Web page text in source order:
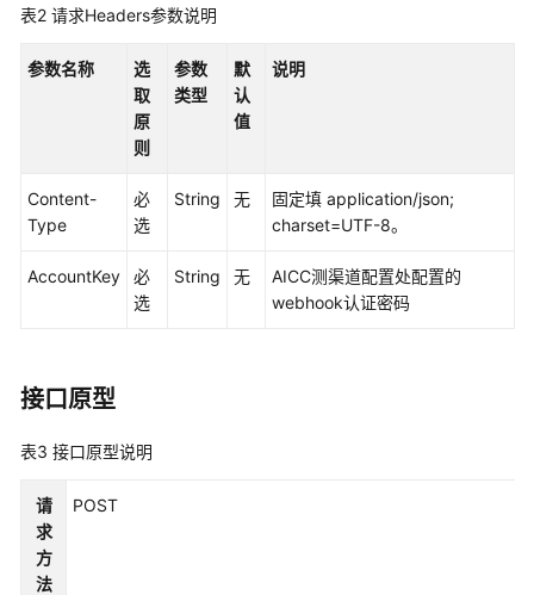
置
接
Fabric）
席
接
口
考
表2 请求Headers参数说明
参数名称
选
取
原
则
参数
类型
默
认
值
说明
Content-
Type
必
选
String 无
固定填 application/json;
charset=UTF-8。
AccountKey
必
选
String 无
AICC测渠道配置处配置的
webhook认证密码
接口原型
表3 接口原型说明
请
求
方
法
POST